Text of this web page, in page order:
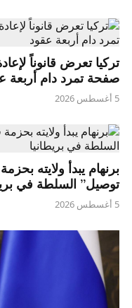
تركيا تعرض قانوناً
صفحة تمرد دام أربعة
5 أغسطس 2026
برنهام يبدأ ولايته
توصيل” السلطة في
5 أغسطس 2026